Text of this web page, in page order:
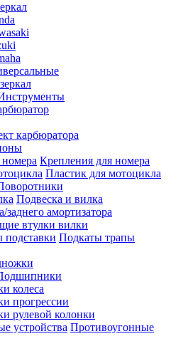
карбюратора
Крепления для номера
Пластик для мотоцикла
Подвеска и вилка
заднего амортизатора
втулки вилки
Подкаты трапы
колеса
прогрессии
рулевой колонки
Противоугонные